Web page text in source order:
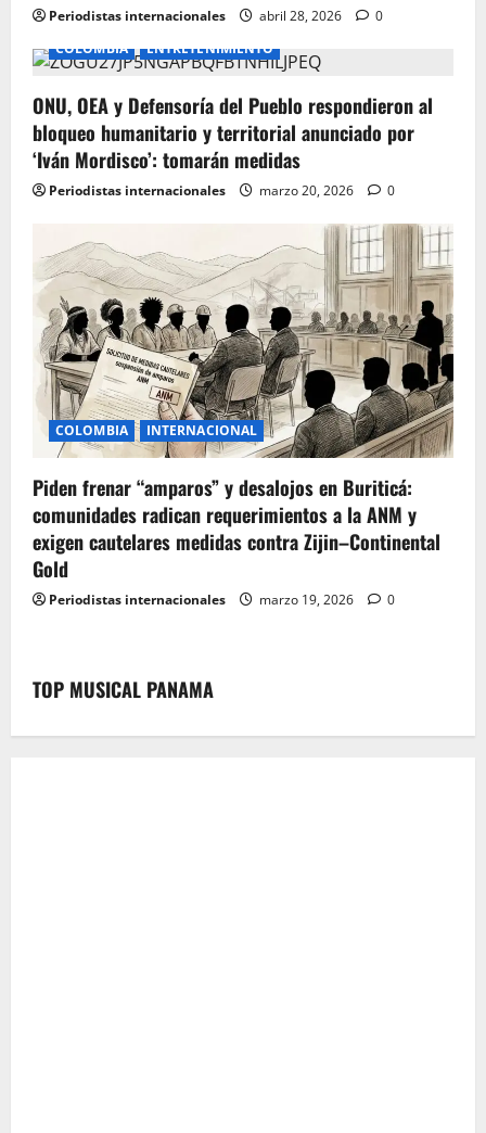
Periodistas internacionales abril 28, 2026
0
COLOMBIA
ENTRETENIMIENTO
ONU, OEA y Defensoría del Pueblo respondieron al
bloqueo humanitario y territorial anunciado por
‘Iván Mordisco’: tomarán medidas
Periodistas internacionales marzo 20, 2026 0
COLOMBIA INTERNACIONAL
Piden frenar “amparos” y desalojos en Buriticá:
comunidades radican requerimientos a la ANM y
exigen cautelares medidas contra Zijin–Continental
Gold
Periodistas internacionales marzo 19, 2026 0
TOP MUSICAL PANAMA